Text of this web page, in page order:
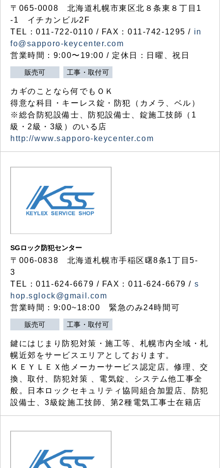
〒065-0008 北海道札幌市東区北８条東８丁目1
-1 イチカンビル2F
TEL：011-722-0110 / FAX：011-742-1295 / in
fo@sapporo-keycenter.com
営業時間：9:00〜19:00 / 定休日：日曜、祝日
販売可 工事・取付可
カギのことなら何でもＯＫ
得意な科目・キーレス錠・防犯（カメラ、ベル）
※総合防犯設備士、防犯設備士、錠施工技師（1
級・2級・3級）のいる店
http://www.sapporo-keycenter.com
SGロック防犯センター
〒006-0838 北海道札幌市手稲区曙8条1丁目5-
3
TEL：011-624-6679 / FAX：011-624-6679 / s
hop.sglock@gmail.com
営業時間：9:00~18:00 緊急のみ24時間可
販売可 工事・取付可
鍵にはじまり防犯対策・施工等、札幌市内全域・札
幌近郊をサービスエリアとしております。
ＫＥＹＬＥＸ他メーカーサービス認定店。修理、交
換、取付、防犯対策 、電気錠、システム他工事全
般。日本ロックセキュリティ協同組合加盟店、防犯
設備士、3級錠施工技師、第2種電気工事士在籍店